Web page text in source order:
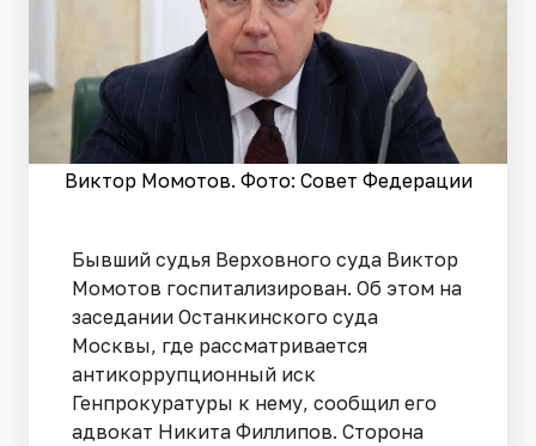
Виктор Момотов. Фото: Совет Федерации
Бывший судья Верховного суда Виктор
Момотов госпитализирован. Об этом на
заседании Останкинского суда
Москвы, где рассматривается
антикоррупционный иск
Генпрокуратуры к нему, сообщил его
адвокат Никита Филлипов. Сторона